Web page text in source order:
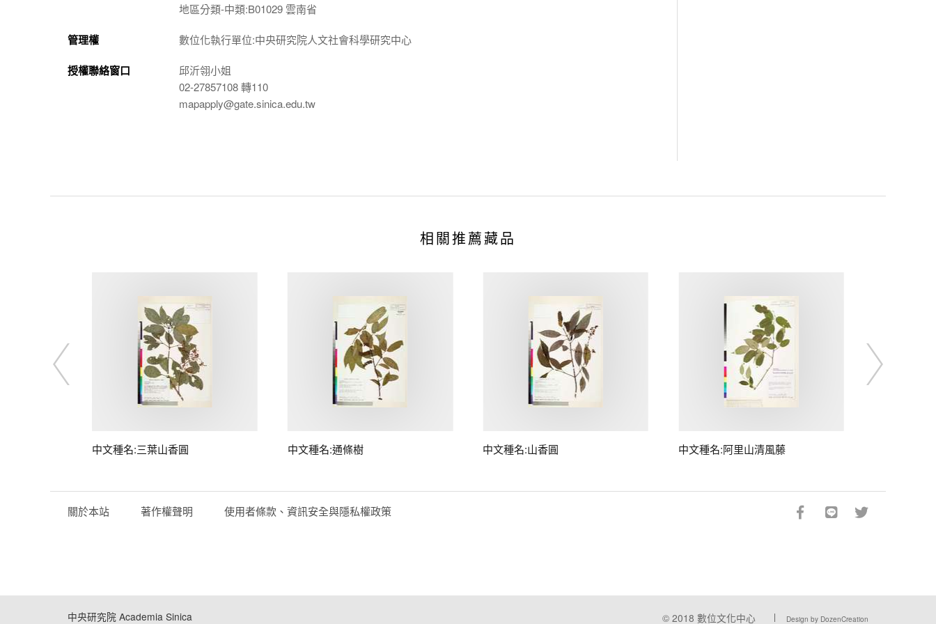
地區分類-中類:B01029 雲南省
管理權 數位化執行單位:中央研究院人文社會科學研究中心
授權聯絡窗口
邱沂翎小姐
02-27857108 轉110
mapapply@gate.sinica.edu.tw
相關推薦藏品
中文種名:三葉山香圓 中文種名:通條樹 中文種名:山香圓 中文種名:阿里山清風藤
關於本站 著作權聲明 使用者條款、資訊安全與隱私權政策
中央研究院 Academia Sinica © 2018 數位文化中心 Design by DozenCreation